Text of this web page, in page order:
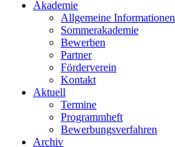
Akademie
Allgemeine Informationen
Sommerakademie
Bewerben
Partner
Förderverein
Kontakt
Aktuell
Termine
Programmheft
Bewerbungsverfahren
Archiv